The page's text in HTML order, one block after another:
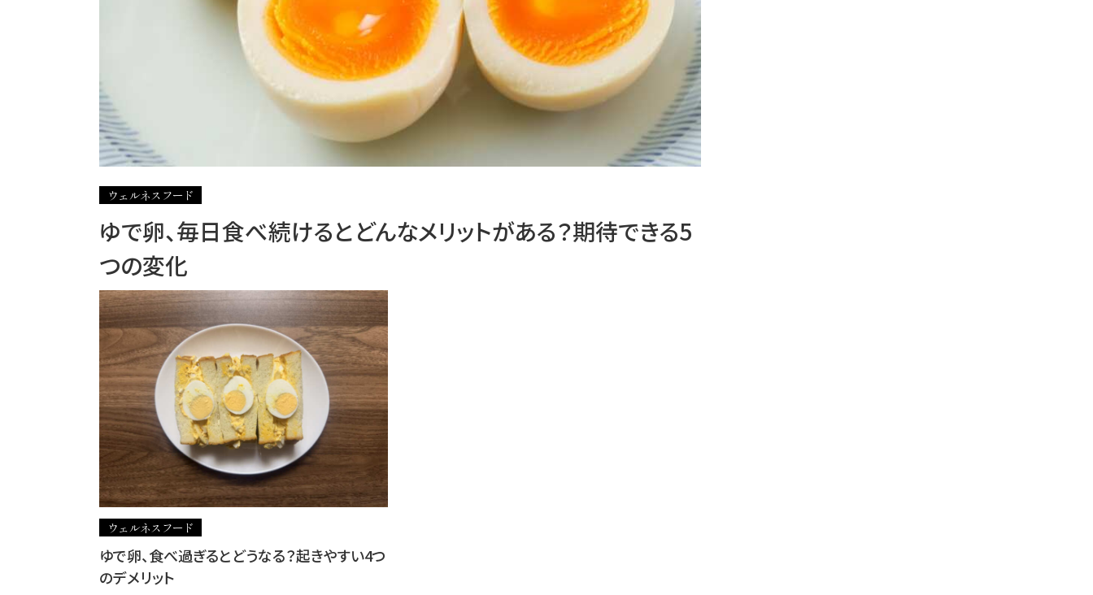
ウェルネスフード
ゆで卵、毎日食べ続けるとどんなメリットがある？期待できる5
つの変化
ウェルネスフード
ゆで卵、食べ過ぎるとどうなる？起きやすい4つ
のデメリット